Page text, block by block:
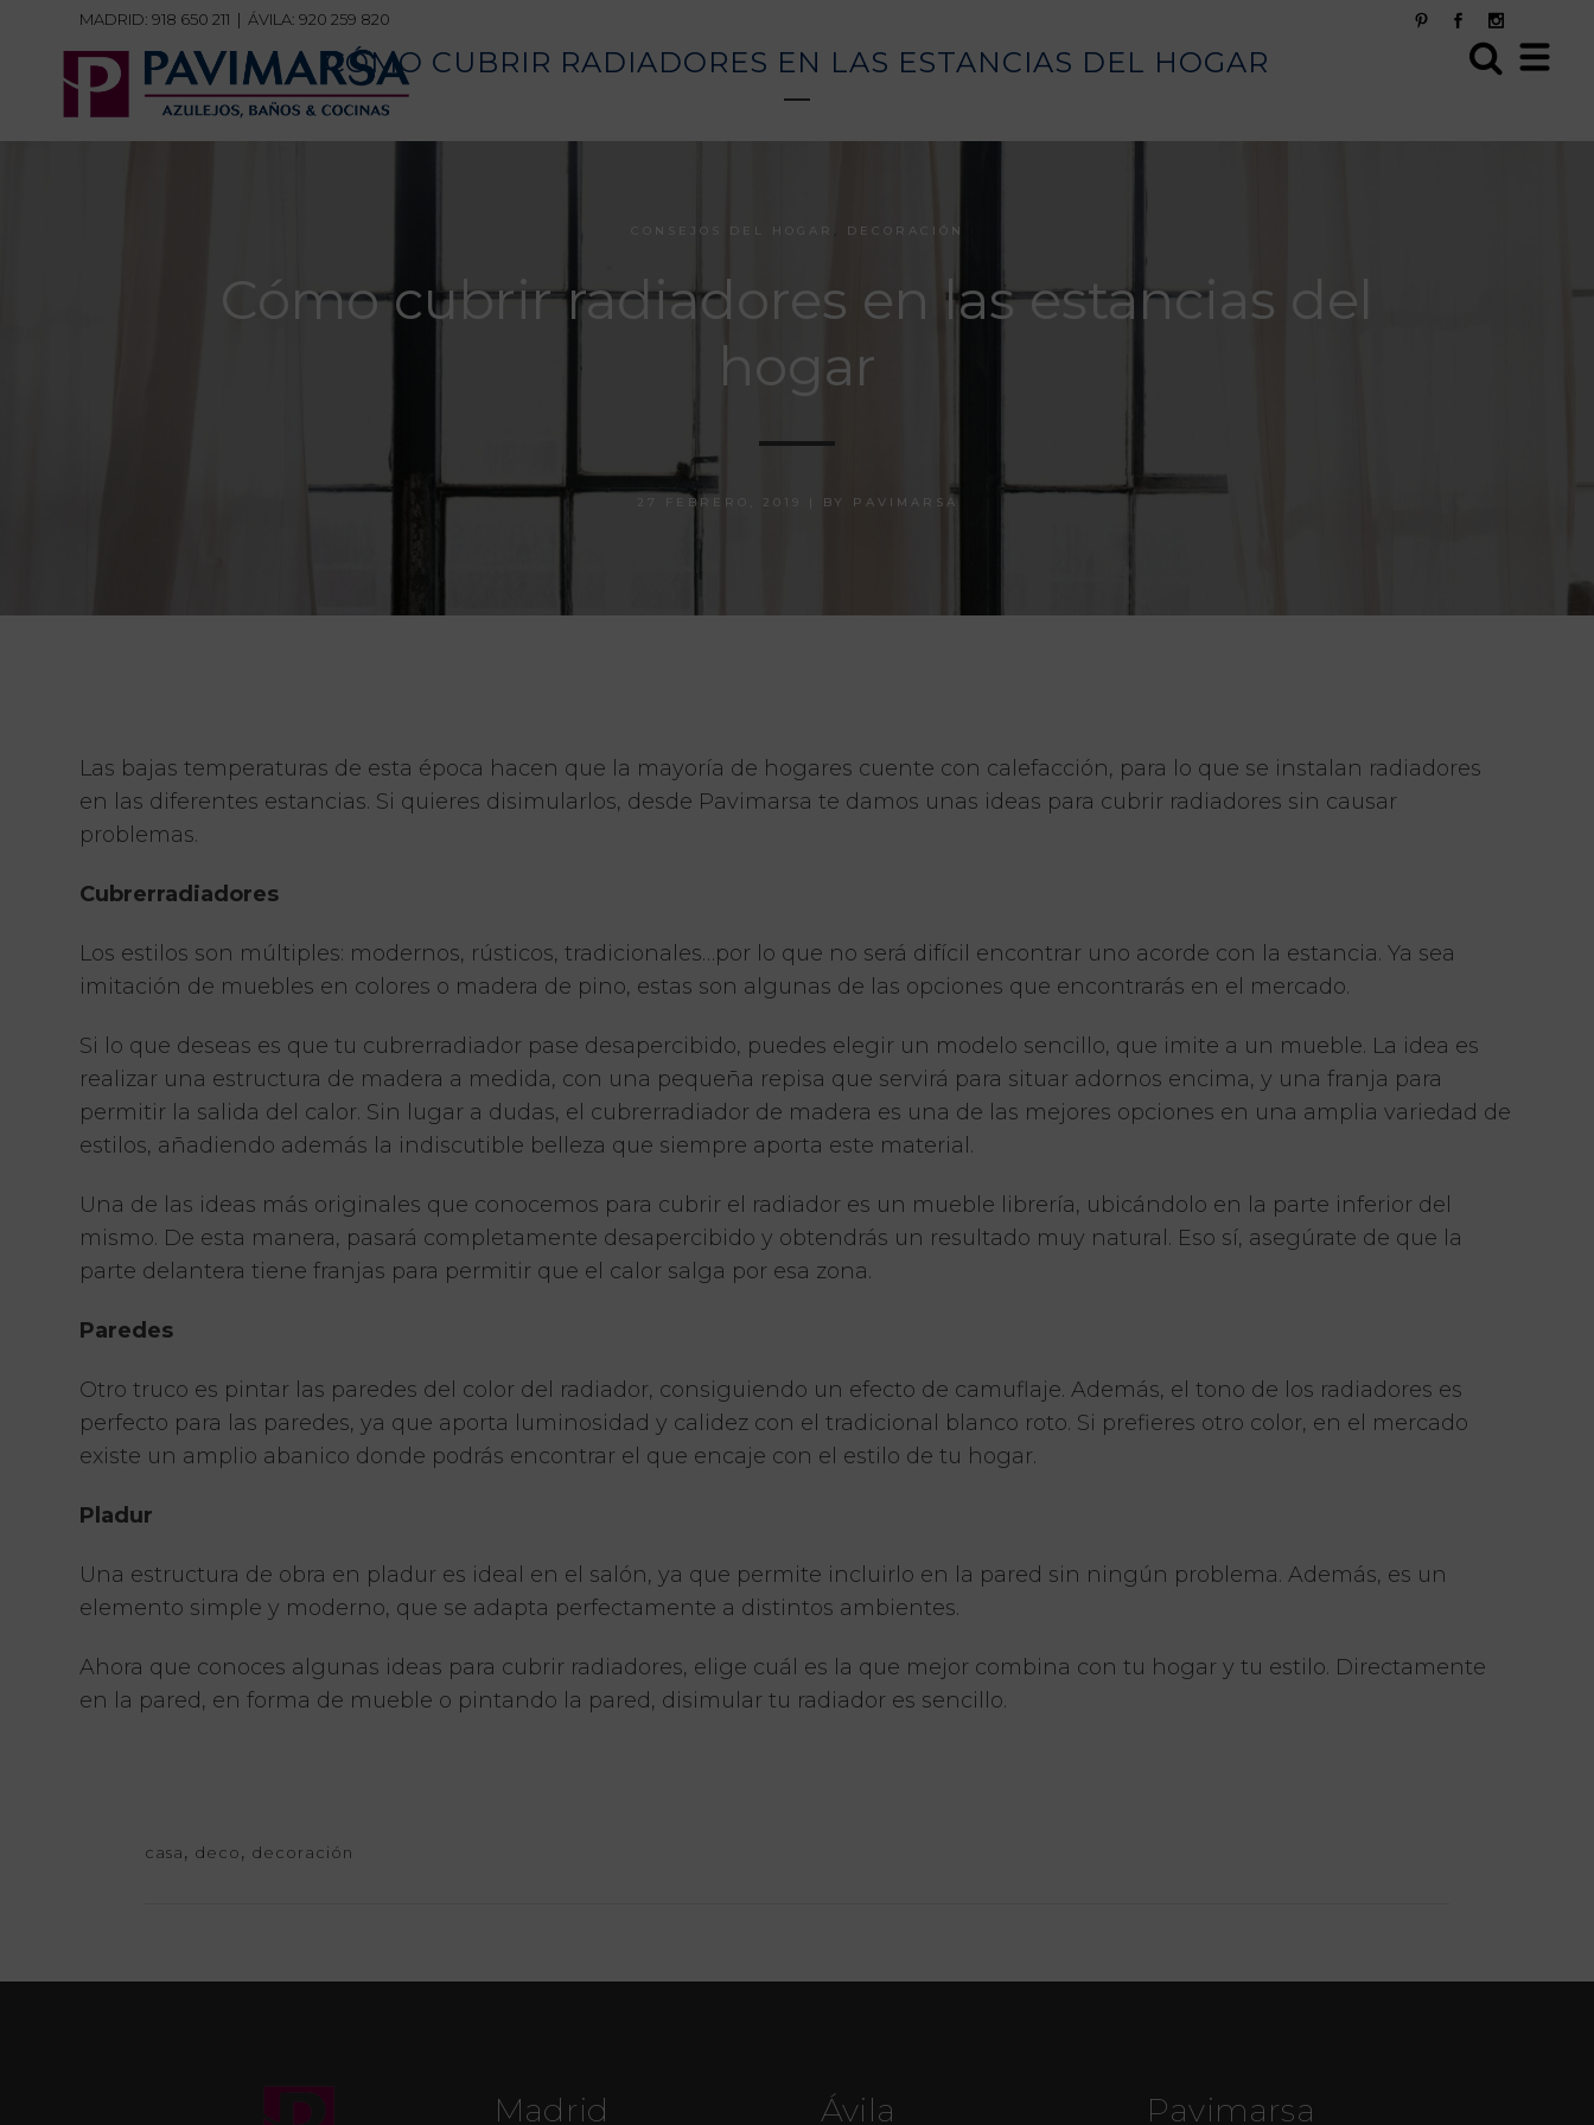
MADRID:918 650 211 | ÁVILA:920 259 820
CÓMO CUBRIR RADIADORES EN LAS ESTANCIAS DEL HOGAR
CONSEJOS DEL HOGAR DECORACIÓN
Cómo cubrir radiadores en las estancias del
hogar
27 FEBRERO, 2019 BY PAVIMARSA
Las bajas temperaturas de esta época hacen que la mayoría de hogares cuente con calefacción, para lo que se instalan radiadores
en las diferentes estancias. Si quieres disimularlos, desde Pavimarsa te damos unas ideas para cubrir radiadores sin causar
problemas.
Cubrerradiadores
Los estilos son múltiples: modernos, rústicos, tradicionales…por lo que no será difícil encontrar uno acorde con la estancia. Ya sea
imitación de muebles en colores o madera de pino, estas son algunas de las opciones que encontrarás en el mercado.
Si lo que deseas es que tu cubrerradiador pase desapercibido, puedes elegir un modelo sencillo, que imite a un mueble. La idea es
realizar una estructura de madera a medida, con una pequeña repisa que servirá para situar adornos encima, y una franja para
permitir la salida del calor. Sin lugar a dudas, el cubrerradiador de madera es una de las mejores opciones en una amplia variedad de
estilos, añadiendo además la indiscutible belleza que siempre aporta este material.
Una de las ideas más originales que conocemos para cubrir el radiador es un mueble librería, ubicándolo en la parte inferior del
mismo. De esta manera, pasará completamente desapercibido y obtendrás un resultado muy natural. Eso sí, asegúrate de que la
parte delantera tiene franjas para permitir que el calor salga por esa zona.
Paredes
Otro truco es pintar las paredes del color del radiador, consiguiendo un efecto de camuflaje. Además, el tono de los radiadores es
perfecto para las paredes, ya que aporta luminosidad y calidez con el tradicional blanco roto. Si prefieres otro color, en el mercado
existe un amplio abanico donde podrás encontrar el que encaje con el estilo de tu hogar.
Pladur
Una estructura de obra en pladur es ideal en el salón, ya que permite incluirlo en la pared sin ningún problema. Además, es un
elemento simple y moderno, que se adapta perfectamente a distintos ambientes.
Ahora que conoces algunas ideas para cubrir radiadores, elige cuál es la que mejor combina con tu hogar y tu estilo. Directamente
en la pared, en forma de mueble o pintando la pared, disimular tu radiador es sencillo.
casa, deco, decoración
Madrid Ávila Pavimarsa